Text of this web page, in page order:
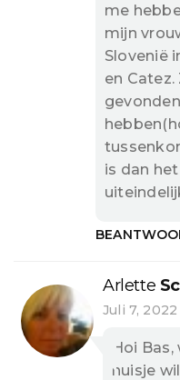
me
mijn
Slovenië
en
gevonden
is dan
Arlette
Juli 7,
Hoi
huisje